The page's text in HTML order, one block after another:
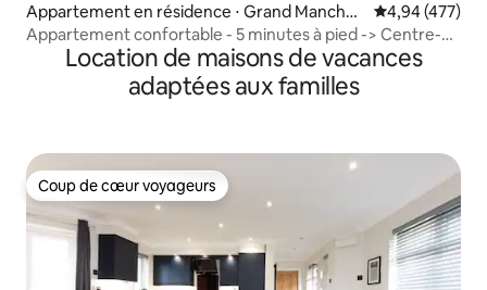
Appartement en résidence ⋅ Grand Manches
ter
Évaluation
4,94 (477)
Appartement confortable - 5 minutes à pied -> Centre-
ville et AO Arena
Location de maisons de vacances
adaptées aux familles
Coup de cœur voyageurs
Coup de cœur voyageurs